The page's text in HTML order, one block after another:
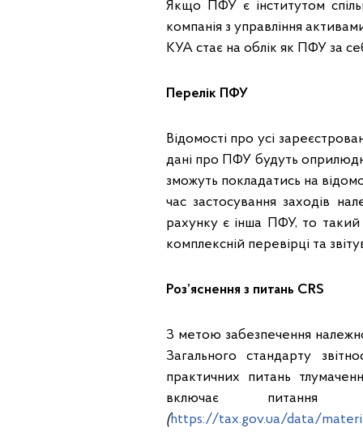
Якщо ПФУ є інститутом
компанія з управління
КУА стає на облік як ПФУ за
Перелік ПФУ
Відомості про усі
дані про ПФУ будуть
зможуть покладатись на
час застосування заходів
рахунку є інша ПФУ, то такий
комплексній перевірці та
Роз’яснення з питань CRS
З метою забезпечення
Загального стандарту
практичних питань
включає питання
(https://tax.gov.ua/data/